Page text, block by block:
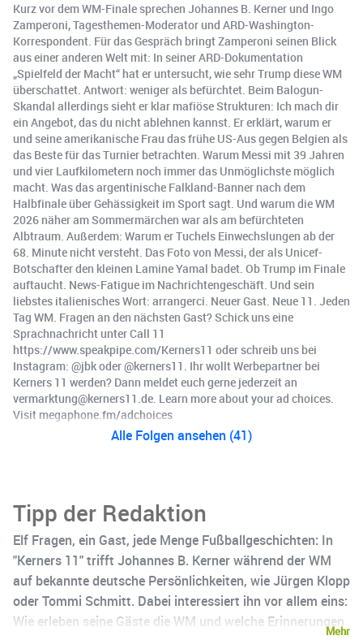
Kurz vor dem WM-Finale sprechen Johannes B. Kerner und Ingo
Zamperoni, Tagesthemen-Moderator und ARD-Washington-
Korrespondent. Für das Gespräch bringt Zamperoni seinen Blick
aus einer anderen Welt mit: In seiner ARD-Dokumentation
„Spielfeld der Macht“ hat er untersucht, wie sehr Trump diese WM
überschattet. Antwort: weniger als befürchtet. Beim Balogun-
Skandal allerdings sieht er klar mafiöse Strukturen: Ich mach dir
ein Angebot, das du nicht ablehnen kannst. Er erklärt, warum er
und seine amerikanische Frau das frühe US-Aus gegen Belgien als
das Beste für das Turnier betrachten. Warum Messi mit 39 Jahren
und vier Laufkilometern noch immer das Unmöglichste möglich
macht. Was das argentinische Falkland-Banner nach dem
Halbfinale über Gehässigkeit im Sport sagt. Und warum die WM
2026 näher am Sommermärchen war als am befürchteten
Albtraum. Außerdem: Warum er Tuchels Einwechslungen ab der
68. Minute nicht versteht. Das Foto von Messi, der als Unicef-
Botschafter den kleinen Lamine Yamal badet. Ob Trump im Finale
auftaucht. News-Fatigue im Nachrichtengeschäft. Und sein
liebstes italienisches Wort: arrangerci. Neuer Gast. Neue 11. Jeden
Tag WM. Fragen an den nächsten Gast? Schick uns eine
Sprachnachricht unter Call 11
https://www.speakpipe.com/Kerners11 oder schreib uns bei
Instagram: @jbk oder @kerners11. Ihr wollt Werbepartner bei
Kerners 11 werden? Dann meldet euch gerne jederzeit an
vermarktung@kerners11.de. Learn more about your ad choices.
Visit megaphone.fm/adchoices
Alle Folgen ansehen (41)
Tipp der Redaktion
Elf Fragen, ein Gast, jede Menge Fußballgeschichten: In
"Kerners 11" trifft Johannes B. Kerner während der WM
auf bekannte deutsche Persönlichkeiten, wie Jürgen Klopp
oder Tommi Schmitt. Dabei interessiert ihn vor allem eins:
Wie erleben seine Gäste die WM und welche Erinnerungen
Mehr